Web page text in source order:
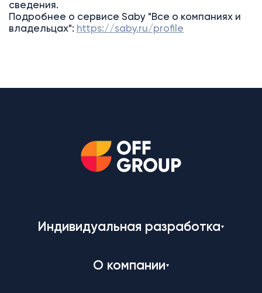
сведения.
Подробнее о сервисе Saby "Все о компаниях и
владельцах": https://saby.ru/profile
Индивидуальная разработка
О компании